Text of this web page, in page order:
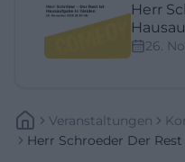
Herr
26.
Veranstaltungen
Herr Schroeder Der